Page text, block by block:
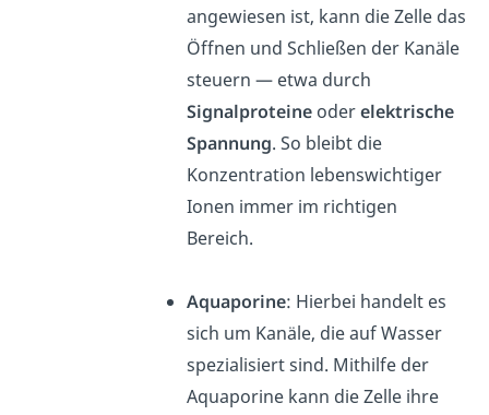
angewiesen ist, kann die Zelle das
Öffnen und Schließen der Kanäle
steuern — etwa durch
Signalproteine oderelektrische
Spannung. So bleibt die
Konzentration lebenswichtiger
Ionen immer im richtigen
Bereich.
Aquaporine: Hierbei handelt es
sich um Kanäle, die auf Wasser
spezialisiert sind. Mithilfe der
Aquaporine kann die Zelle ihre